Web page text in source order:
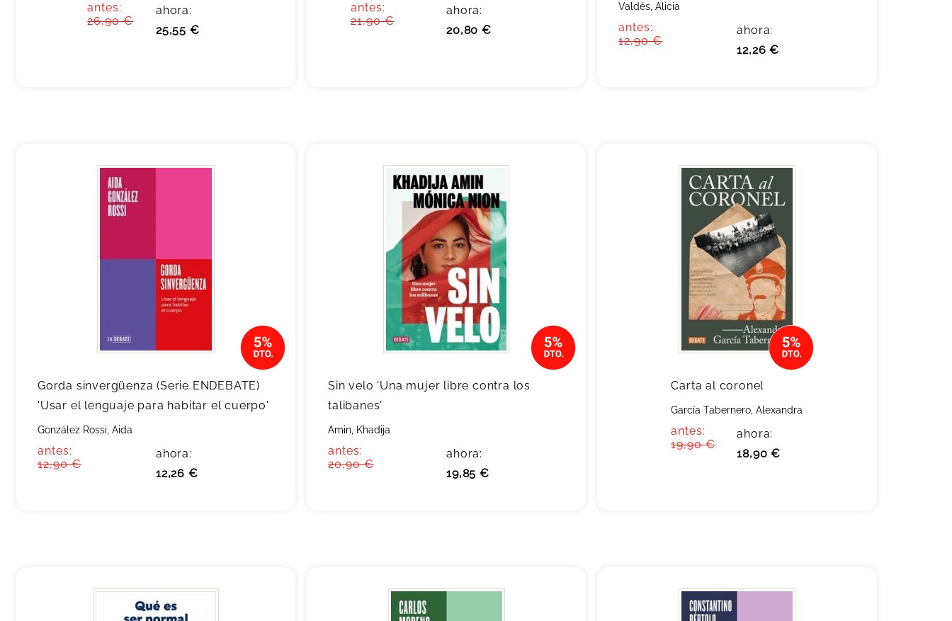
antes:
26,90 €
ahora:
25,55 €
antes:
21,90 €
ahora:
20,80 €
Valdés, Alicia
antes:
12,90 €
ahora:
12,26 €
Gorda sinvergüenza (Serie ENDEBATE)
'Usar el lenguaje para habitar el cuerpo'
González Rossi, Aida
antes:
12,90 €
ahora:
12,26 €
Sin velo 'Una mujer libre contra los
talibanes'
Amin, Khadija
antes:
20,90 €
ahora:
19,85 €
Carta al coronel
García Tabernero, Alexandra
antes:
19,90 €
ahora:
18,90 €